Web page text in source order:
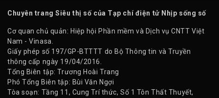
Chuyên trang Siêu thị số của Tạp chí điện tử Nhịp sống số
Cơ quan chủ quản: Hiệp hội Phần mềm và Dịch vụ CNTT Việt
Nam - Vinasa.
Giấy phép số 197/GP-BTTTT do Bộ Thông tin và Truyền
thông cấp ngày 19/04/2016.
Tổng Biên tập: Trương Hoài Trang
Phó Tổng Biên tập: Bùi Văn Ngợi
Tòa soạn: Tầng 11, Cung Trí thức, Số 1 Tôn Thất Thuyết,